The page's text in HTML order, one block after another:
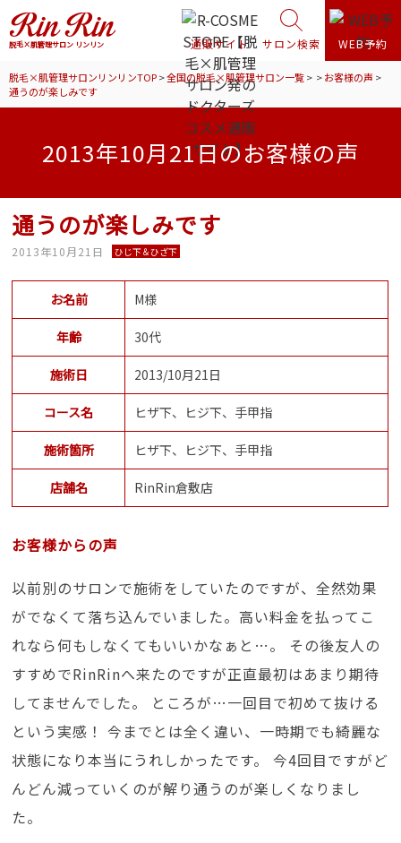
脱毛×肌管理サロン リンリン 通販サイト サロン検索 WEB予約
脱毛×肌管理サロンリンリンTOP>全国の脱毛×肌管理サロン一覧> >お客様の声 >
通うのが楽しみです
2013年10月21日のお客様の声
通うのが楽しみです
2013年10月21日 ひじ下＆ひざ下
お名前 M様
年齢 30代
施術日 2013/10月21日
コース名 ヒザ下、ヒジ下、手甲指
施術箇所 ヒザ下、ヒジ下、手甲指
店舗名 RinRin倉敷店
お客様からの声
以前別のサロンで施術をしていたのですが、全然効果
がでなくて落ち込んでいました。高い料金を払ってこ
れなら何もしなくてもいいかなぁと…。 その後友人の
すすめでRinRinへ来たのですが正直最初はあまり期待
してませんでした。 ところが…一回目で初めて抜ける
という実感！ 今までとは全く違い、一時期でも綺麗な
状態になり本当にうれしかったです。 今4回目ですがど
んどん減っていくのが解り通うのが楽しくなりまし
た。